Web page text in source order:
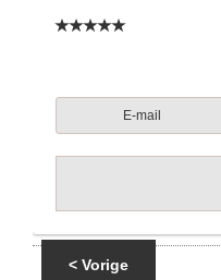
E-mail
< Vorige